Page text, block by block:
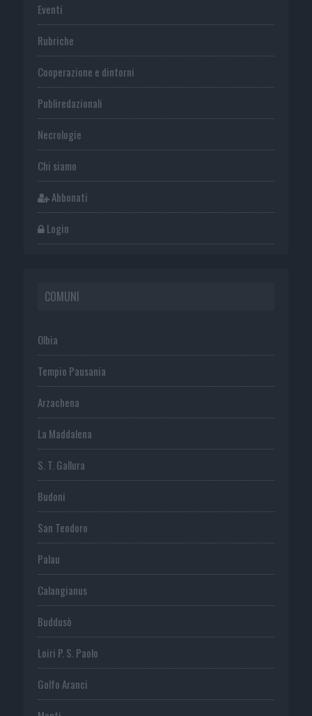
Eventi
Rubriche
Cooperazione e dintorni
Publiredazionali
Necrologie
Chi siamo
Abbonati
Login
COMUNI
Olbia
Tempio Pausania
Arzachena
La Maddalena
S. T. Gallura
Budoni
San Teodoro
Palau
Calangianus
Buddusò
Loiri P. S. Paolo
Golfo Aranci